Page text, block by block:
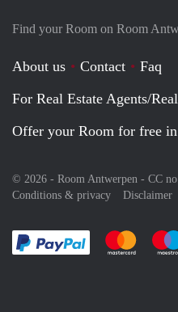
Find your Room on Room
About us Contact
Faq
For Real Estate Agents/
Offer your Room for free
© 2026 - Room Antwerpen - CC
Conditions & privacy
Disclaimer
Pay easily with
Pay